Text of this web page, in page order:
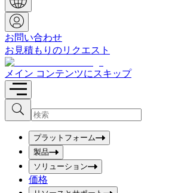
ッ
ク
ス
を
表
示
お問い合わせ
お見積もりのリクエスト
メイン コンテンツにスキップ
検
索
検
索
ボ
ッ
ク
ス
を
プラットフォーム
製品
ソリューション
価格